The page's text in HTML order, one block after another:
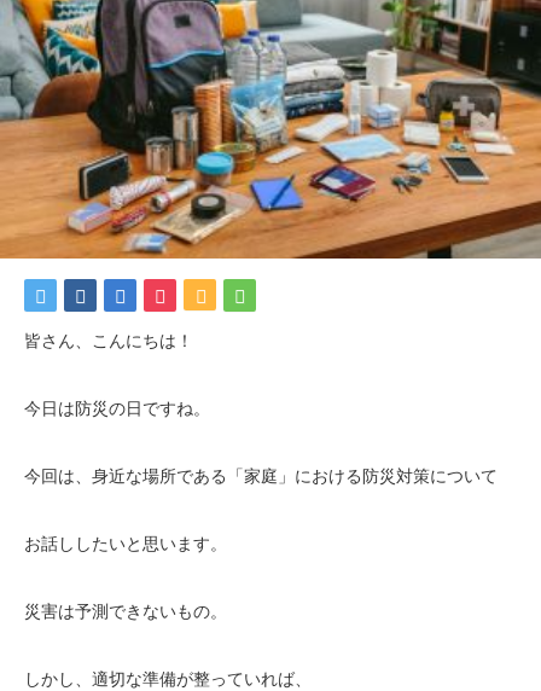
皆さん、こんにちは！
今日は防災の日ですね。
今回は、身近な場所である「家庭」における防災対策について
お話ししたいと思います。
災害は予測できないもの。
しかし、適切な準備が整っていれば、